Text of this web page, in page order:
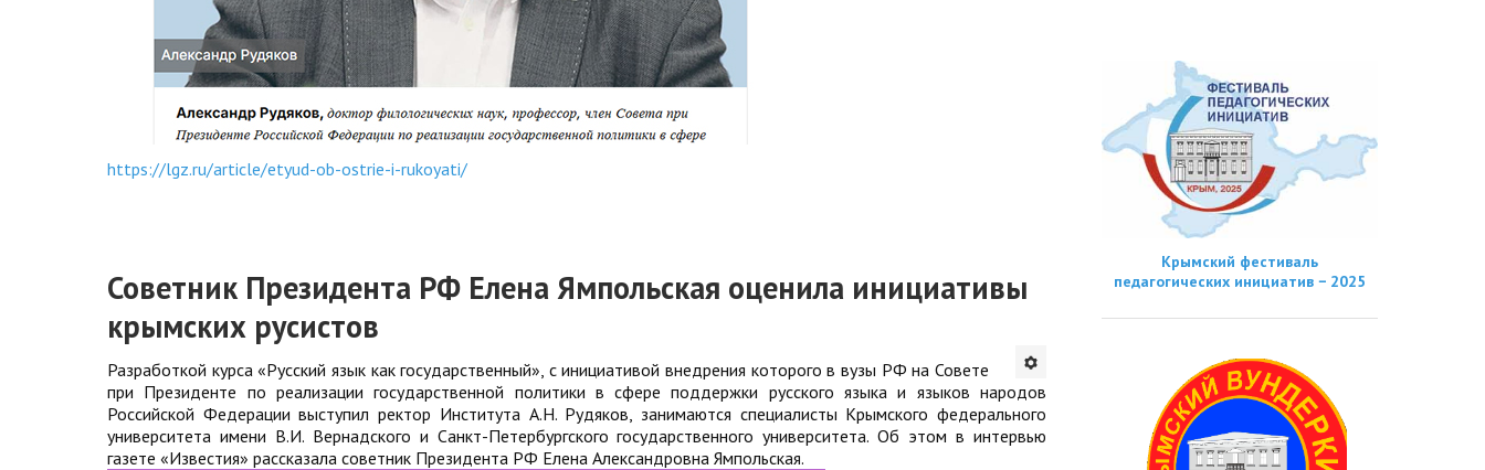
https://lgz.ru/article/etyud-ob-ostrie-i-rukoyati/
Советник Президента РФ Елена Ямпольская оценила инициативы
крымских русистов
Разработкой курса «Русский язык как государственный», с инициативой внедрения которого в вузы РФ на Совете
при Президенте по реализации государственной политики в сфере поддержки русского языка и языков народов
Российской Федерации выступил ректор Института А.Н. Рудяков, занимаются специалисты Крымского федерального
университета имени В.И. Вернадского и Санкт-Петербургского государственного университета. Об этом в интервью
газете «Известия» рассказала советник Президента РФ Елена Александровна Ямпольская.
Крымский фестиваль
педагогических инициатив − 2025